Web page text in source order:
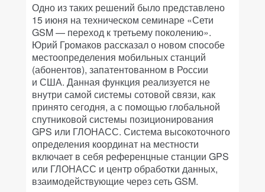
Одно из таких решений было представлено
15 июня на техническом семинаре «Сети
GSM — переход к третьему поколению».
Юрий Громаков рассказал о новом способе
местоопределения мобильных станций
(абонентов), запатентованном в России
и США. Данная функция реализуется не
внутри самой системы сотовой связи, как
принято сегодня, а с помощью глобальной
спутниковой системы позиционирования
GPS или ГЛОНАСС. Система высокоточного
определения координат на местности
включает в себя референцные станции GPS
или ГЛОНАСС и центр обработки данных,
взаимодействующие через сеть GSM.